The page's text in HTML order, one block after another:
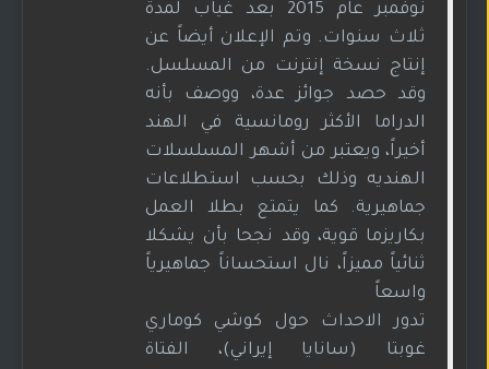
نوفمبر عام 2015 بعد غياب لمدة
ثلاث سنوات. وتم الإعلان أيضاً عن
إنتاج نسخة إنترنت من المسلسل.
وقد حصد جوائز عدة، ووصف بأنه
الدراما الأكثر رومانسية في الهند
أخيراً، ويعتبر من أشهر المسلسلات
الهنديه وذلك بحسب استطلاعات
جماهيرية. كما يتمتع بطلا العمل
بكاريزما قوية، وقد نجحا بأن يشكلا
ثنائياً مميزاً، نال استحساناً جماهيرياً
واسعاً
تدور الاحداث حول كوشي كوماري
غوبتا (سانايا إيراني)، الفتاة